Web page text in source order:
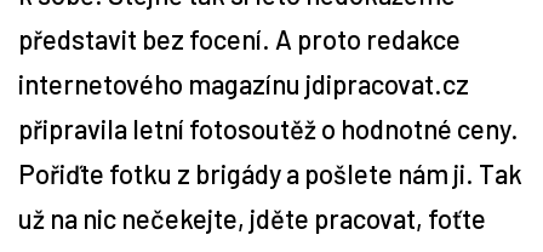
Tipy
Soutěže
představit bez focení. A proto redakce
internetového magazínu jdipracovat.cz
připravila letní fotosoutěž o hodnotné ceny.
Pořiďte fotku z brigády a pošlete nám ji. Tak
už na nic nečekejte, jděte pracovat, foťte